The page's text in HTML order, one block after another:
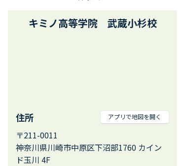
キミノ高等学院 武蔵小杉校
住所 アプリで地図を開く
〒211-0011
神奈川県川崎市中原区下沼部1760 カイン
ド玉川 4F